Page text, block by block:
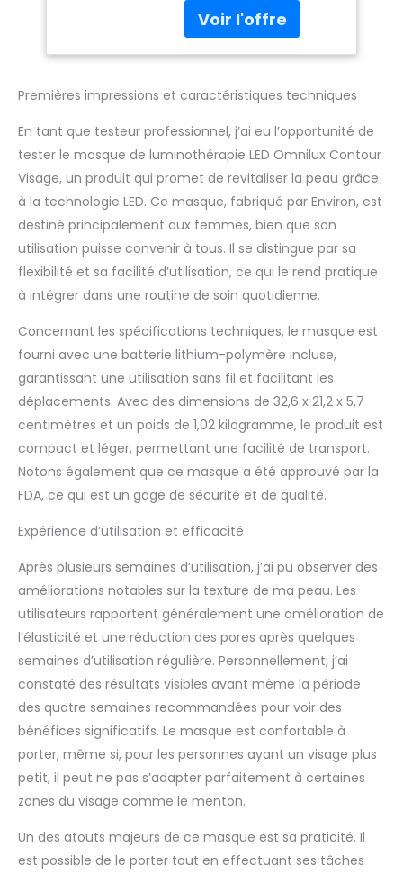
des traitements de
qualité professionnelle
à la clinique et à la
même technologie LED
de qualité médicale
que vous attendez
d'Omnilux, le Contour
Face est un nouveau
design élégant,
adorable, flexible et
facile à utiliser qui
s'adapte parfaitement
à chaque client. Le seul
masque LED flexible
dégagé par la FDA pour
médicales, le
traitement des rides et
ridules. Omnilux
Contour Face utilise à
la fois des longueurs
d'onde rouge et
infrarouge, produisant
un maximum de
résultats pour lesquels
Omnilux est connu et
apprécié dans le
Contour est approuvé
par la FDA pour les
indications médicales
et soutenu par des
études publiées.
Premières impressions et caractéristiques techniques
En tant que testeur professionnel, j’ai eu l’opportunité de
tester le masque de luminothérapie LED Omnilux Contour
Visage, un produit qui promet de revitaliser la peau grâce
à la technologie LED. Ce masque, fabriqué par Environ, est
destiné principalement aux femmes, bien que son
utilisation puisse convenir à tous. Il se distingue par sa
flexibilité et sa facilité d’utilisation, ce qui le rend pratique
à intégrer dans une routine de soin quotidienne.
Concernant les spécifications techniques, le masque est
fourni avec une batterie lithium-polymère incluse,
garantissant une utilisation sans fil et facilitant les
déplacements. Avec des dimensions de 32,6 x 21,2 x 5,7
centimètres et un poids de 1,02 kilogramme, le produit est
compact et léger, permettant une facilité de transport.
Notons également que ce masque a été approuvé par la
FDA, ce qui est un gage de sécurité et de qualité.
Expérience d’utilisation et efficacité
Après plusieurs semaines d’utilisation, j’ai pu observer des
améliorations notables sur la texture de ma peau. Les
utilisateurs rapportent généralement une amélioration de
l’élasticité et une réduction des pores après quelques
semaines d’utilisation régulière. Personnellement, j’ai
constaté des résultats visibles avant même la période
des quatre semaines recommandées pour voir des
bénéfices significatifs. Le masque est confortable à
porter, même si, pour les personnes ayant un visage plus
petit, il peut ne pas s’adapter parfaitement à certaines
zones du visage comme le menton.
Un des atouts majeurs de ce masque est sa praticité. Il
est possible de le porter tout en effectuant ses tâches